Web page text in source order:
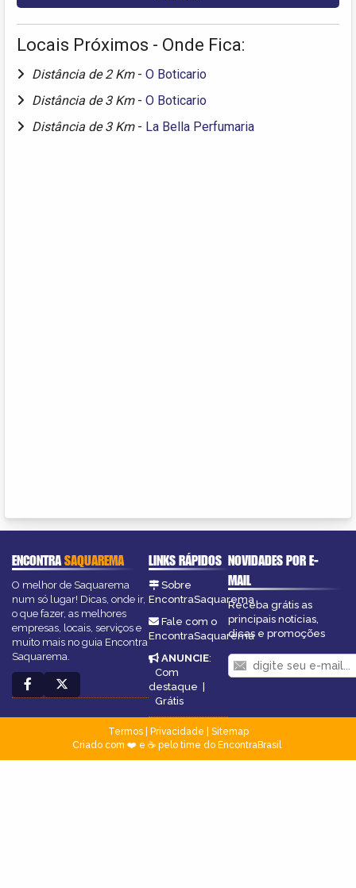
Locais Próximos - Onde Fica:
Distância de 2 Km - O Boticario
Distância de 3 Km - O Boticario
Distância de 3 Km - La Bella Perfumaria
ENCONTRASAQUAREMA
O melhor de Saquarema
num só lugar! Dicas, onde ir,
o que fazer, as melhores
empresas, locais, serviços e
muito mais no guia Encontra
Saquarema.
LINKS RÁPIDOS
Sobre
EncontraSaquarema
Fale com o
EncontraSaquarema
ANUNCIE:
Com
destaque |
Grátis
NOVIDADES POR E-
MAIL
Receba grátis as
principais notícias,
dicas e promoções
Termos| Privacidade
Sitemap
Criado com ❤️ e ☕ pelo time do EncontraBrasil